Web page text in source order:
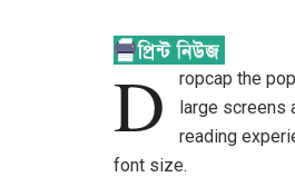
D
ropcap the
large screens
reading
font size.